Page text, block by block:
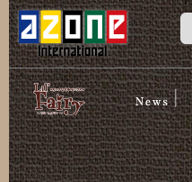
リルフェア
リー
News